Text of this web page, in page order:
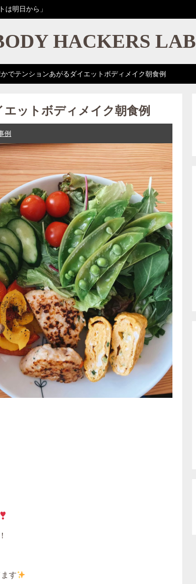
は明日から」
HACKERS LAB
でテンションあがるダイエットボディメイク朝食例
ットボディメイク朝食例
例
す